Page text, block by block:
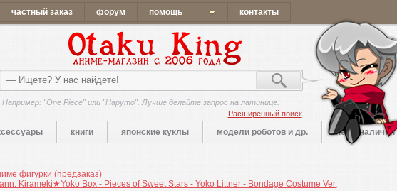
частный заказ форум помощь контакты
Например: "One Piece" или "Наруто". Лучше делайте запрос на латинице.
Расширенный поиск
книги японские куклы модели роботов и др. нет в наличии
фигурки (предзаказ)
Kirameki★Yoko Box - Pieces of Sweet Stars - Yoko Littner - Bondage Costume Ver.